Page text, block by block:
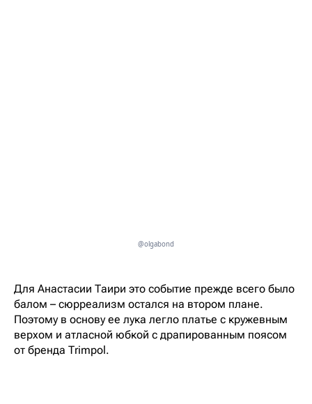
@olgabond
Для Анастасии Таири это событие прежде всего было
балом – сюрреализм остался на втором плане.
Поэтому в основу ее лука легло платье с кружевным
верхом и атласной юбкой с драпированным поясом
от бренда Trimpol.